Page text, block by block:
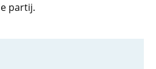
partij.